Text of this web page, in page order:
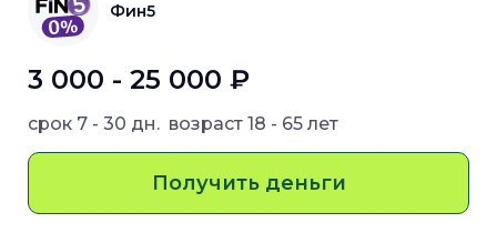
Фин5
3 000 - 25 000 ₽
срок 7 - 30 дн. возраст 18 - 65 лет
Получить деньги